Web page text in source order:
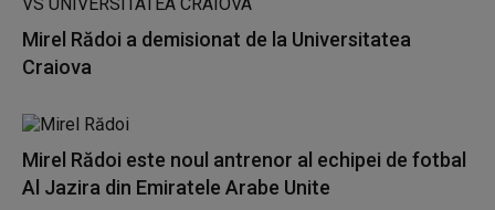
Mirel Rădoi a demisionat de la Universitatea
Craiova
Mirel Rădoi este noul antrenor al echipei de fotbal
Al Jazira din Emiratele Arabe Unite